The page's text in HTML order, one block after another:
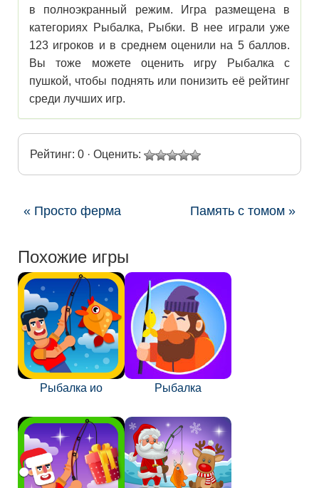
в полноэкранный режим. Игра размещена в
категориях Рыбалка, Рыбки. В нее играли уже
123 игроков и в среднем оценили на 5 баллов.
Вы тоже можете оценить игру Рыбалка с
пушкой, чтобы поднять или понизить её рейтинг
среди лучших игр.
Рейтинг: 0 · Оценить:
« Просто ферма Память с томом »
Похожие игры
Рыбалка ио Рыбалка